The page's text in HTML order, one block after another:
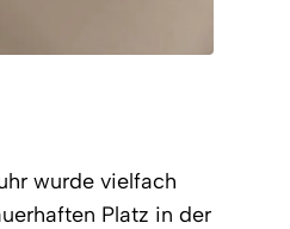
wurde vielfach
Platz in der